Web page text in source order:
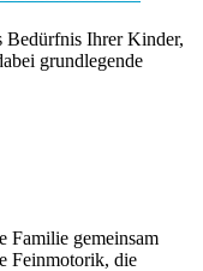
Bedürfnis Ihrer Kinder,
grundlegende
Familie gemeinsam
Feinmotorik, die